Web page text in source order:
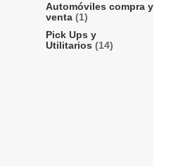
Automóviles compra y
venta (1)
Pick Ups y
Utilitarios (14)